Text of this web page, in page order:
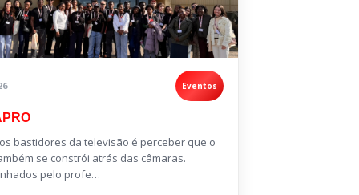
Eventos
bastidores da televisão é perceber que o
se constrói atrás das câmaras.
pelo profe…